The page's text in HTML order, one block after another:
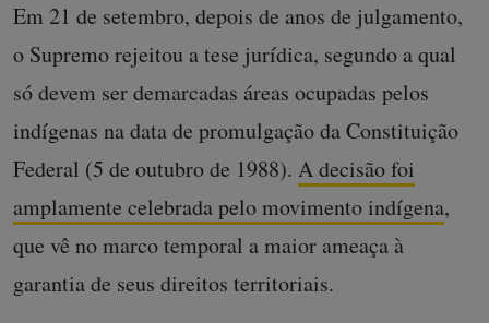
Em 21 de setembro, depois de anos de julgamento,
o Supremo rejeitou a tese jurídica, segundo a qual
só devem ser demarcadas áreas ocupadas pelos
indígenas na data de promulgação da Constituição
Federal (5 de outubro de 1988). A decisão foi
amplamente celebrada pelo movimento indígena,
que vê no marco temporal a maior ameaça à
garantia de seus direitos territoriais.